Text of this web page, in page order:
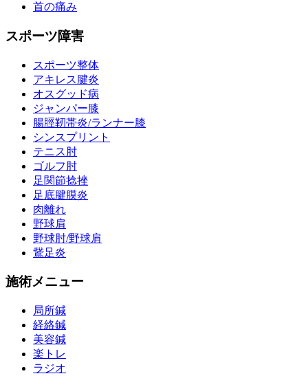
首の痛み
スポーツ障害
スポーツ整体
アキレス腱炎
オスグッド病
ジャンパー膝
腸脛靭帯炎/ランナー膝
シンスプリント
テニス肘
ゴルフ肘
足関節捻挫
足底腱膜炎
肉離れ
野球肩
野球肘/野球肩
鵞足炎
施術メニュー
局所鍼
経絡鍼
美容鍼
楽トレ
ラジオ